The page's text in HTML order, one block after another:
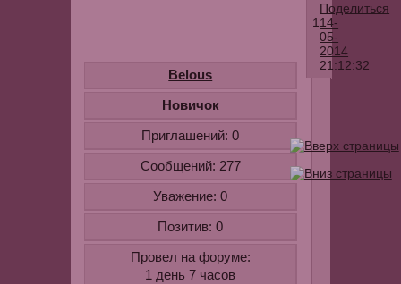
Поделиться
114-
05-
2014
21:12:32
Belous
Новичок
Приглашений: 0
Сообщений: 277
Уважение: 0
Позитив: 0
Провел на форуме:
1 день 7 часов
Корикова